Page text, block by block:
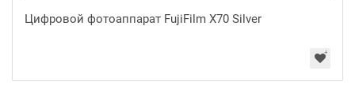
Цифровой фотоаппарат FujiFilm X70 Silver